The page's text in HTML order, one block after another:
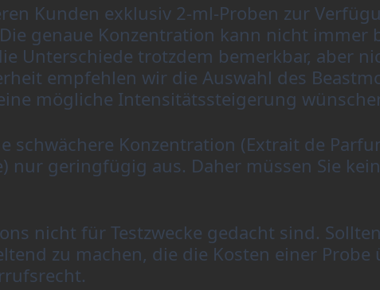
Kunden exklusiv 2-ml-Proben zur
genaue Konzentration kann nicht immer
Unterschiede trotzdem bemerkbar, aber
empfehlen wir die Auswahl des
mögliche Intensitätssteigerung
Konzentration (Extrait de
geringfügig aus. Daher müssen Sie
nicht für Testzwecke gedacht sind.
zu machen, die die Kosten einer Probe